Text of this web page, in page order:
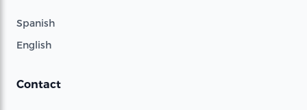
Spanish
English
Contact